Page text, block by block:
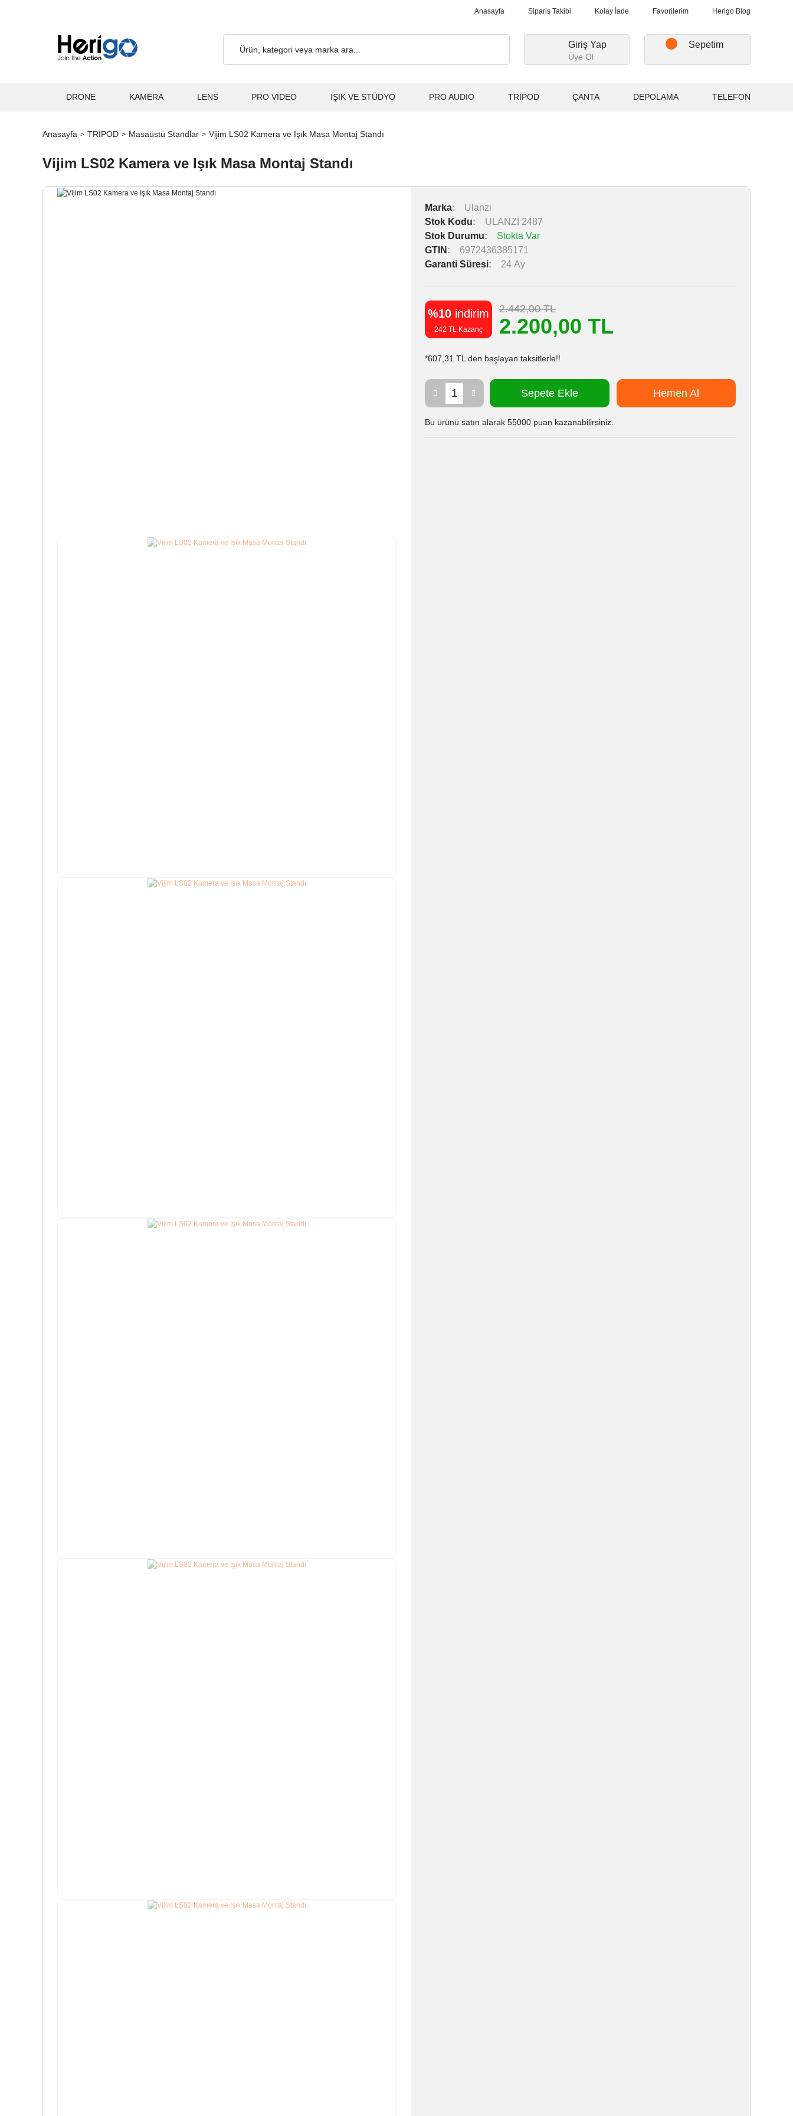
Anasayfa Sipariş Takibi Kolay İade Favorilerim Herigo Blog
Giriş Yap
Üye Ol
Sepetim
DRONE KAMERA LENS PRO VİDEO IŞIK VE STÜDYO PRO AUDIO TRİPOD ÇANTA DEPOLAMA TELEFON
Anasayfa TRİPOD Masaüstü Standlar Vijim LS02 Kamera ve Işık Masa Montaj Standı
Vijim LS02 Kamera ve Işık Masa Montaj Standı
Marka
Ulanzi
Stok Kodu
ULANZİ 2487
Stok Durumu
Stokta Var
GTIN
6972436385171
Garanti Süresi
24 Ay
%10 indirim
242 TL Kazanç
2.442,00 TL
2.200,00 TL
*607,31 TL den başlayan taksitlerle!!
Sepete Ekle Hemen Al
Bu ürünü satın alarak 55000 puan kazanabilirsiniz.
Ücretsiz... 2.000₺ ve Üzeri Alışverişlerde, Kargo Ücretsiz... 2.000₺ ve Üzeri Alışverişlerde, Kargo Ücretsiz... 2.000₺ ve Üzeri Alışverişlerde, Kargo Ücretsiz...2.000₺ ve Üzeri Alışverişlerde,